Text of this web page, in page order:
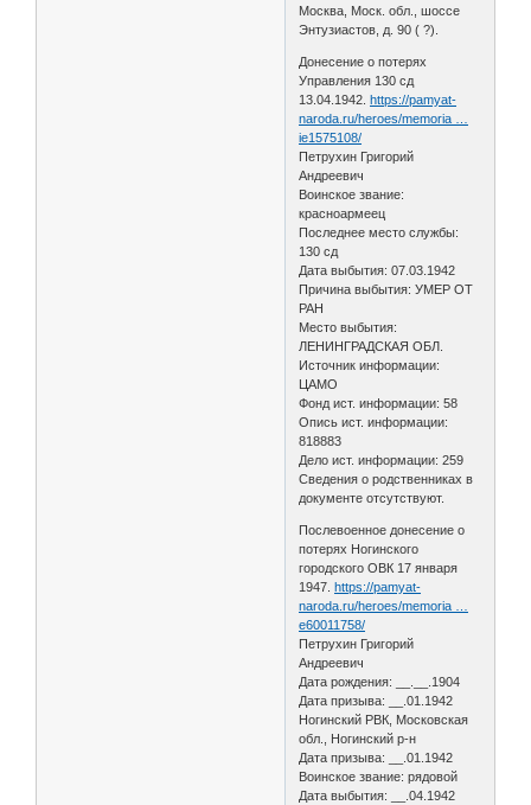
Москва, Моск. обл., шоссе
Энтузиастов, д. 90 ( ?).
Донесение о потерях
Управления 130 сд
13.04.1942.https://pamyat-
naroda.ru/heroes/memoria …
ie1575108/
Петрухин Григорий
Андреевич
Воинское звание:
красноармеец
Последнее место службы:
130 сд
Дата выбытия: 07.03.1942
Причина выбытия: УМЕР ОТ
РАН
Место выбытия:
ЛЕНИНГРАДСКАЯ ОБЛ.
Источник информации:
ЦАМО
Фонд ист. информации: 58
Опись ист. информации:
818883
Дело ист. информации: 259
Сведения о родственниках в
документе отсутствуют.
Послевоенное донесение о
потерях Ногинского
городского ОВК 17 января
1947.https://pamyat-
naroda.ru/heroes/memoria …
e60011758/
Петрухин Григорий
Андреевич
Дата рождения: __.__.1904
Дата призыва: __.01.1942
Ногинский РВК, Московская
обл., Ногинский р-н
Дата призыва: __.01.1942
Воинское звание: рядовой
Дата выбытия: __.04.1942